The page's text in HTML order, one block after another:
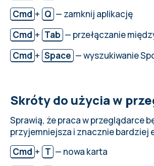
Cmd + Q — zamknij aplikację
Cmd + Tab — przełączanie
Cmd + Space — wyszukiwanie
Skróty do użycia w
Sprawią, że praca w przeglądarce
przyjemniejsza i znacznie bardziej
Cmd + T — nowa karta